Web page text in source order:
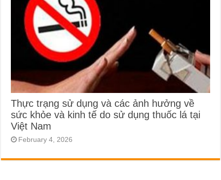
Thực trạng sử dụng và các ảnh hưởng về
sức khỏe và kinh tế do sử dụng thuốc lá tại
Việt Nam
February 4, 2026